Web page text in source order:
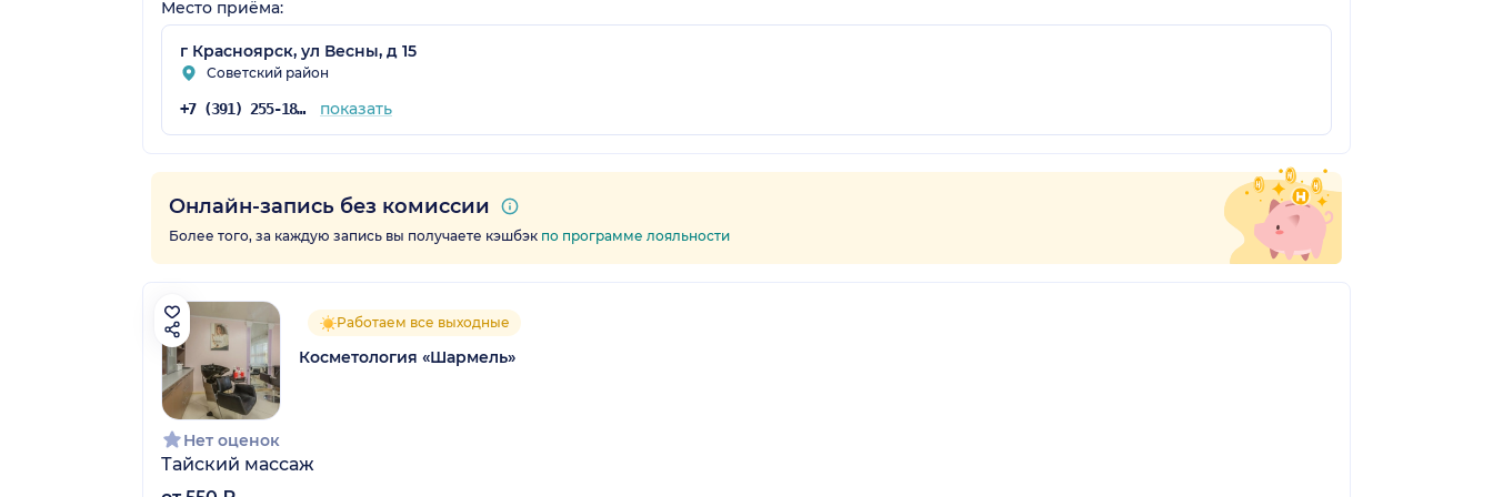
Место приёма:
г Красноярск, ул Весны, д 15
Советский район
+7 (391) 255-18-20 показать
Онлайн-запись без комиссии
Более того, за каждую запись вы получаете кэшбэк по программе лояльности
Нет оценок
Работаем все выходные
Косметология «Шармель»
Тайский массаж